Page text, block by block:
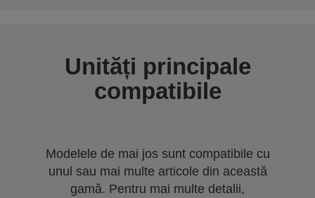
Unități principale
compatibile
Modelele de mai jos sunt compatibile cu
unul sau mai multe articole din această
gamă. Pentru mai multe detalii,